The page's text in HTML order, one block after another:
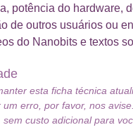
potência do hardware,
de outros usuários ou
do Nanobits e textos
esta ficha técnica
erro, por favor, nos
custo adicional para